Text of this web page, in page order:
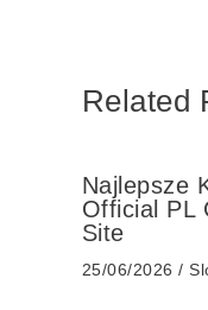
Related
Najlepsze
Official PL
Site
25/06/2026/